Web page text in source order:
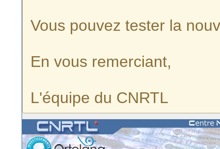
Vous pouvez tester la
En vous remerciant,
L'équipe du CNRTL